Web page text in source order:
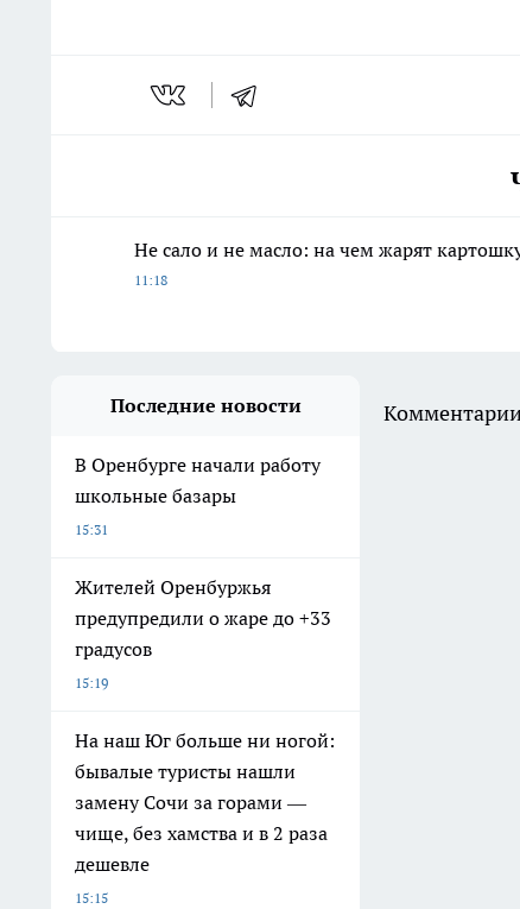
Не сало и не масло: на чем жарят
11:18
Последние новости
В Оренбурге начали работу
школьные базары
15:31
Жителей Оренбуржья
предупредили о жаре до +33
градусов
15:19
На наш Юг больше ни ногой:
бывалые туристы нашли
замену Сочи за горами —
чище, без хамства и в 2 раза
дешевле
15:15